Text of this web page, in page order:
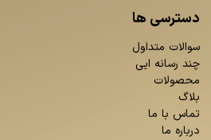
دسترسی ها
سوالات متداول
چند رسانه ایی
محصولات
بلاگ
تماس با ما
درباره ما